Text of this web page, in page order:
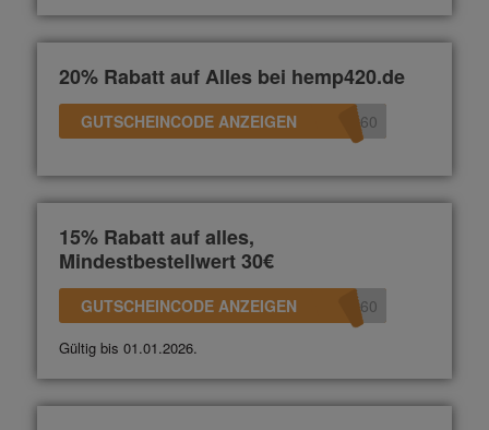
20% Rabatt auf Alles bei hemp420.de
GUTSCHEINCODE ANZEIGEN 360
15% Rabatt auf alles,
Mindestbestellwert 30€
GUTSCHEINCODE ANZEIGEN 360
Gültig bis 01.01.2026.